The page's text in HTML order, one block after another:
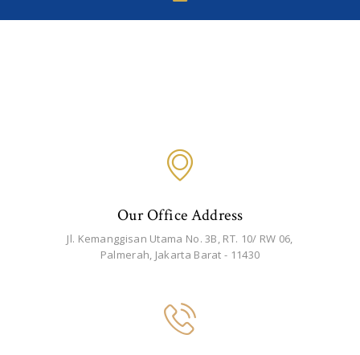
Our Office Address
Jl. Kemanggisan Utama No. 3B, RT. 10/ RW 06,
Palmerah, Jakarta Barat - 11430